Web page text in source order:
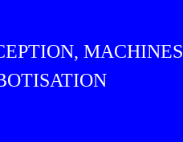
MACHINES